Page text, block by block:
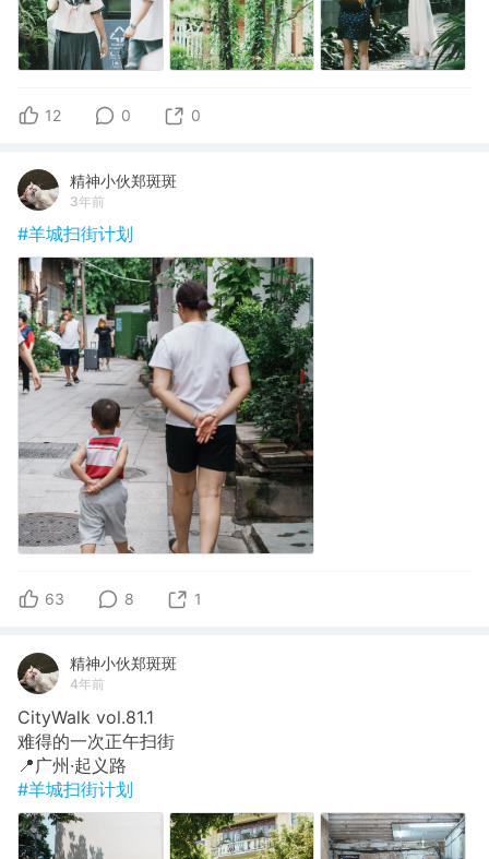
12 0 0
精神小伙郑斑斑
3年前
#羊城扫街计划
63 8 1
精神小伙郑斑斑
4年前
CityWalk vol.81.1
难得的一次正午扫街
📍广州·起义路
#羊城扫街计划